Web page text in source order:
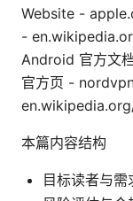
Website -
-
Android 官方文
官方页 -
本篇内容结构
目标读者与需